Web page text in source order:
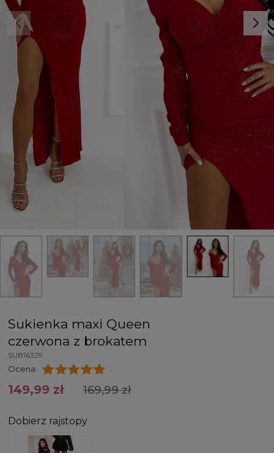
Sukienka maxi Queen
czerwona z brokatem
SUB16329
Ocena:
149,99 zł 169,99 zł
Dobierz rajstopy